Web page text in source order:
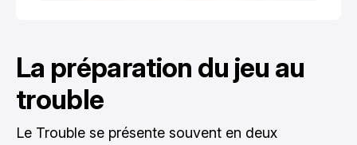
La préparation du jeu au
trouble
Le Trouble se présente souvent en deux